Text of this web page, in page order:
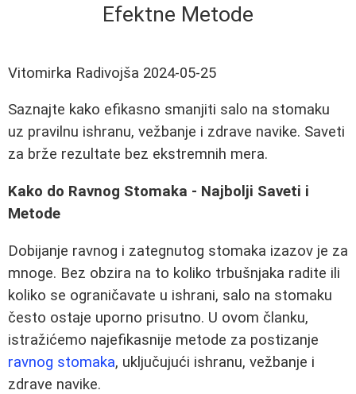
Efektne Metode
Vitomirka Radivojša 2024-05-25
Saznajte kako efikasno smanjiti salo na stomaku
uz pravilnu ishranu, vežbanje i zdrave navike. Saveti
za brže rezultate bez ekstremnih mera.
Kako do Ravnog Stomaka - Najbolji Saveti i
Metode
Dobijanje ravnog i zategnutog stomaka izazov je za
mnoge. Bez obzira na to koliko trbušnjaka radite ili
koliko se ograničavate u ishrani, salo na stomaku
često ostaje uporno prisutno. U ovom članku,
istražićemo najefikasnije metode za postizanje
ravnog stomaka, uključujući ishranu, vežbanje i
zdrave navike.